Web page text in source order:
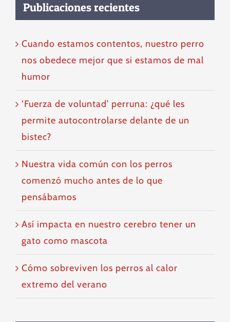
Publicaciones recientes
Cuando estamos contentos, nuestro perro
nos obedece mejor que si estamos de mal
humor
‘Fuerza de voluntad’ perruna: ¿qué les
permite autocontrolarse delante de un
bistec?
Nuestra vida común con los perros
comenzó mucho antes de lo que
pensábamos
Así impacta en nuestro cerebro tener un
gato como mascota
Cómo sobreviven los perros al calor
extremo del verano